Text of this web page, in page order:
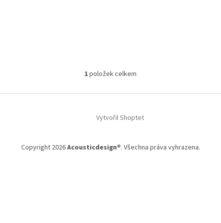
O
l
d
í
p
1položek celkem
Vytvořil Shoptet
Copyright 2026Acousticdesign®. Všechna práva vyhrazena.